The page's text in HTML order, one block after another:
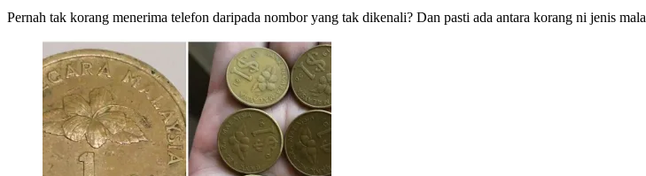
Pernah tak korang menerima telefon daripada nombor yang tak dikenali? Dan pasti ada antara korang ni jenis